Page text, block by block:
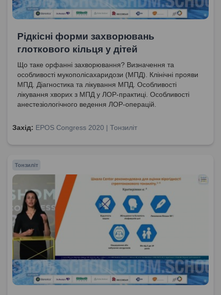
Рідкісні форми захворювань
глоткового кільця у дітей
Що таке орфанні захворювання? Визначення та
особливості мукополісахаридози (МПД). Клінічні прояви
МПД. Діагностика та лікування МПД. Особливості
лікування хворих з МПД у ЛОР-практиці. Особливості
анестезіологічного ведення ЛОР-операцій.
Захід: EPOS Congress 2020 | Тонзиліт
Тонзиліт